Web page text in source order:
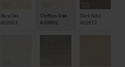
Bare Oak
A02603
Chiffon Oak
A02602
QS
Dark Satin
A02612
QS